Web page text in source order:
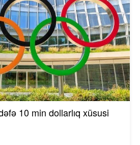
10 min dollarlıq xüsusi